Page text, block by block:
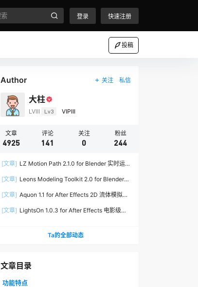
登录 快速注册
投稿
Author 关注 私信
大柱
LVIII Lv3 VIPIII
文章
4925
评论
141
关注
0
粉丝
244
[文章] LZ Motion Path 2.1.0 for Blender 实时运
[文章] Leons Modeling Toolkit 2.0 for Blender
[文章] Aquon 1.1 for After Effects 2D 流体模拟插
[文章] LightsOn 1.0.3 for After Effects 电影级镜
Ta的全部动态
文章目录
功能特点